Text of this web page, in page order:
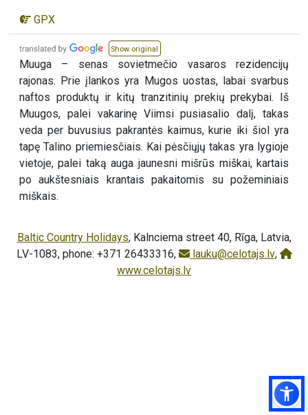
GPX
Show original
Muuga – senas sovietmečio vasaros rezidencijų
rajonas. Prie įlankos yra Mugos uostas, labai svarbus
naftos produktų ir kitų tranzitinių prekių prekybai. Iš
Muugos, palei vakarinę Viimsi pusiasalio dalį, takas
veda per buvusius pakrantės kaimus, kurie iki šiol yra
tapę Talino priemiesčiais. Kai pėsčiųjų takas yra lygioje
vietoje, palei taką auga jaunesni mišrūs miškai, kartais
po aukštesniais krantais pakaitomis su požeminiais
miškais.
Baltic Country Holidays, Kalnciema street 40, Rīga, Latvia,
LV-1083, phone: +371 26433316,
lauku@celotajs.lv,
www.celotajs.lv